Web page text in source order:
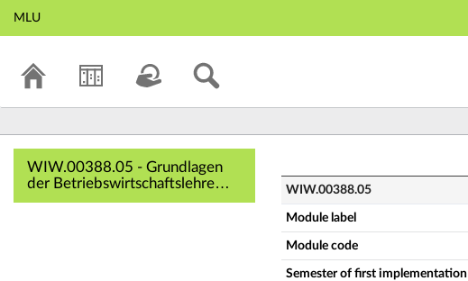
MLU
WIW.00388.05 - Grundlagen
der Betriebswirtschaftslehre
(Complete module description)
WIW.00388.05
Module label
Module code
Semester of first implementation